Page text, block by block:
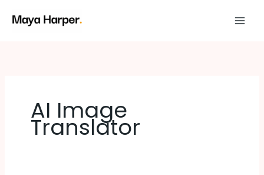
AI Image
Translator